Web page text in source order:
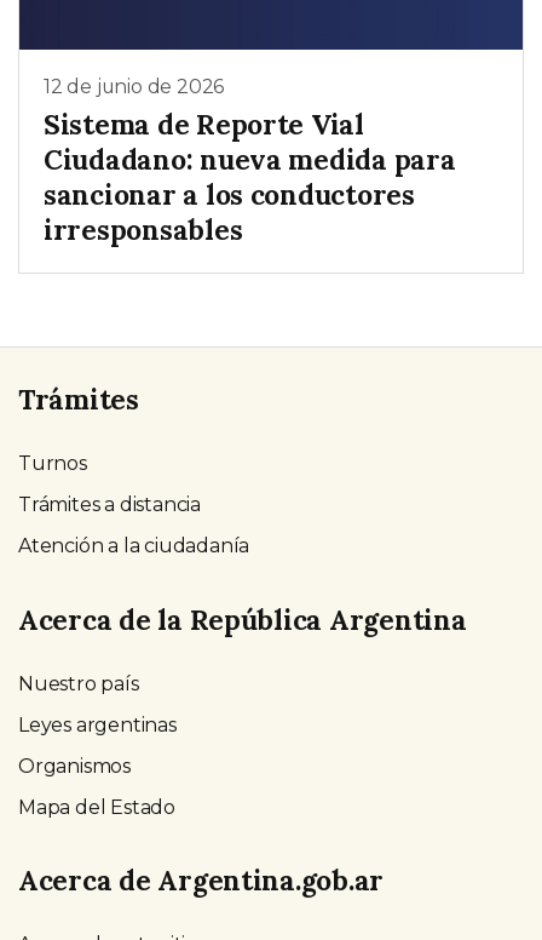
12 de junio de 2026
Sistema de Reporte Vial
Ciudadano: nueva medida para
sancionar a los conductores
irresponsables
Trámites
Turnos
Trámites a distancia
Atención a la ciudadanía
Acerca de la República Argentina
Nuestro país
Leyes argentinas
Organismos
Mapa del Estado
Acerca de Argentina.gob.ar